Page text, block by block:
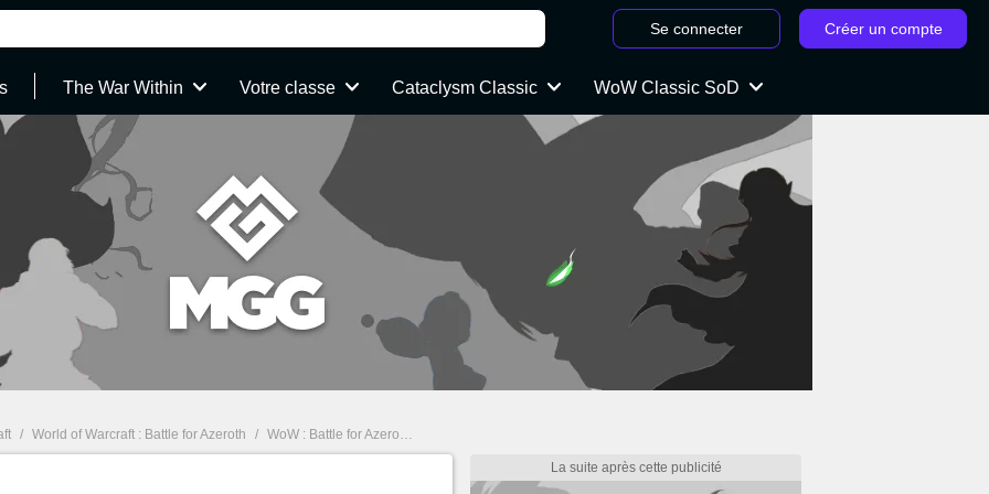
Se connecter Créer un compte
The War Within Votre classe Cataclysm Classic WoW Classic SoD
/ World of Warcraft : Battle for Azeroth / WoW : Battle for Azeroth : Iles inexplorées, le guide